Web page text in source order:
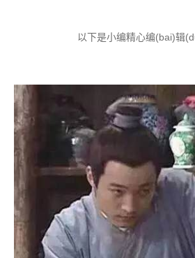
以下是小编精心编(bai)辑